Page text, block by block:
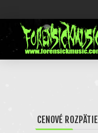
CENOVÉ ROZPÄTIE